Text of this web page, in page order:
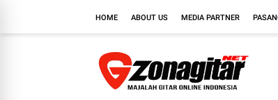
HOME ABOUT US MEDIA PARTNER